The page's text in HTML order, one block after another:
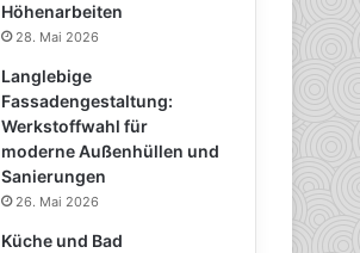
Höhenarbeiten
28. Mai 2026
Langlebige
Fassadengestaltung:
Werkstoffwahl für
moderne Außenhüllen und
Sanierungen
26. Mai 2026
Küche und Bad